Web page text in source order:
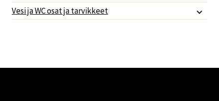
Vesi ja WC osat ja tarvikkeet